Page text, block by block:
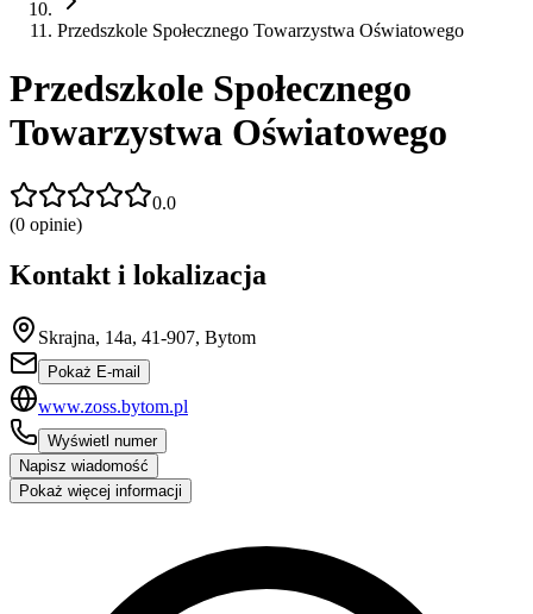
Przedszkole Społecznego Towarzystwa Oświatowego
Przedszkole Społecznego
Towarzystwa Oświatowego
0.0
(0 opinie)
Kontakt i lokalizacja
Skrajna, 14a, 41-907, Bytom
Pokaż E-mail
www.zoss.bytom.pl
Wyświetl numer
Napisz wiadomość
Pokaż więcej informacji